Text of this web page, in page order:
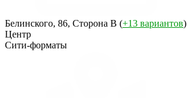
Белинского, 86, Сторона B (+13 вариантов)
Центр
Сити-форматы